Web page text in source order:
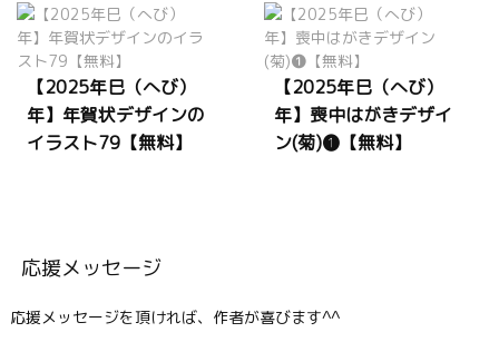
【2025年巳（へび）
年】年賀状デザインの
イラスト79【無料】
【2025年巳（へび）
年】喪中はがきデザイ
ン(菊)❶【無料】
応援メッセージ
応援メッセージを頂ければ、作者が喜びます^^